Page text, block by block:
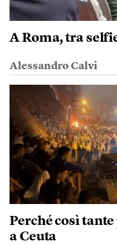
A Roma, tra
Alessandro Calvi
Perché così
a Ceuta